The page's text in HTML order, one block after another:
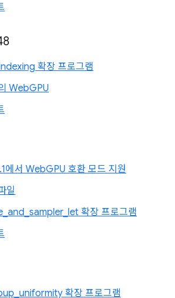
확장 프로그램
WebGPU
에서 WebGPU 호환 모드 지원
일
확장 프로그램
확장 프로그램